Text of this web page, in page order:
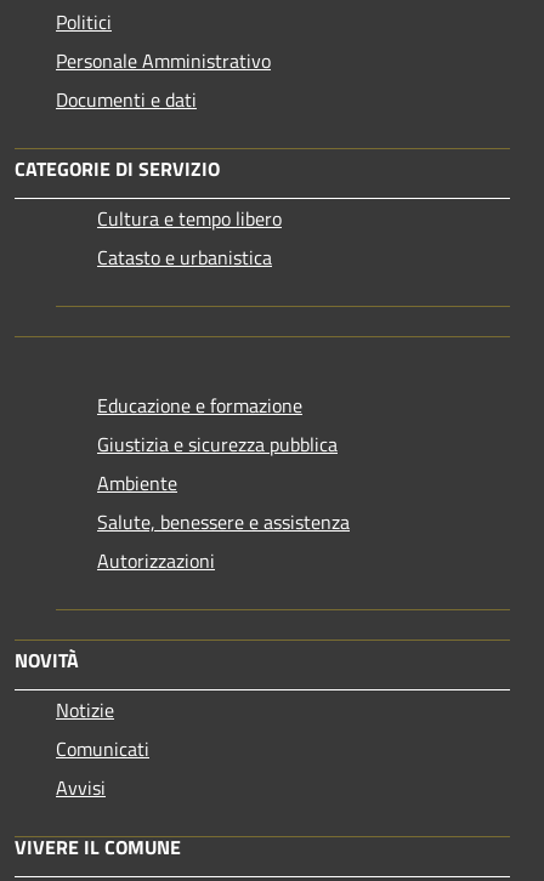
Politici
Personale Amministrativo
Documenti e dati
CATEGORIE DI SERVIZIO
Cultura e tempo libero
Catasto e urbanistica
Educazione e formazione
Giustizia e sicurezza pubblica
Ambiente
Salute, benessere e assistenza
Autorizzazioni
NOVITÀ
Notizie
Comunicati
Avvisi
VIVERE IL COMUNE